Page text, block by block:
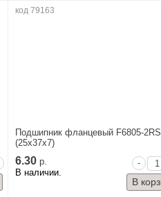
код 79163
Подшипник фланцевый F6805-2RS
(25x37x7)
6.30 р.
В наличии.
-